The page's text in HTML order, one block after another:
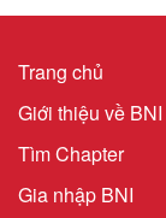
Trang chủ
Giới thiệu về BNI
Tìm Chapter
Gia nhập BNI